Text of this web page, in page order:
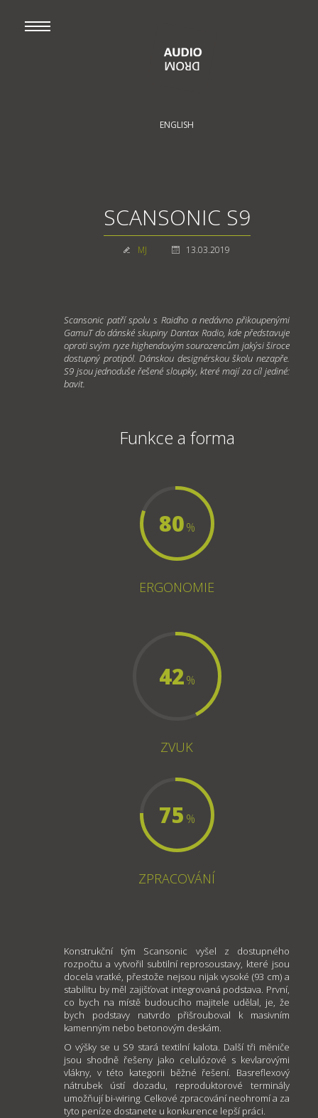
ENGLISH
SCANSONIC S9
MJ 13.03.2019
Scansonic patří spolu s Raidho a nedávno přikoupenými
GamuT do dánské skupiny Dantax Radio, kde představuje
oproti svým ryze highendovým sourozencům jakýsi široce
dostupný protipól. Dánskou designérskou školu nezapře.
S9 jsou jednoduše řešené sloupky, které mají za cíl jediné:
bavit.
Funkce a forma
80%
ERGONOMIE
42%
ZVUK
75 %
ZPRACOVÁNÍ
Konstrukční tým Scansonic vyšel z dostupného
rozpočtu a vytvořil subtilní reprosoustavy, které jsou
docela vratké, přestože nejsou nijak vysoké (93 cm) a
stabilitu by měl zajišťovat integrovaná podstava. První,
co bych na místě budoucího majitele udělal, je, že
bych podstavy natvrdo přišrouboval k masivním
kamenným nebo betonovým deskám.
O výšky se u S9 stará textilní kalota. Další tři měniče
jsou shodně řešeny jako celulózové s kevlarovými
vlákny, v této kategorii běžné řešení. Basreflexový
nátrubek ústí dozadu, reproduktorové terminály
umožňují bi-wiring. Celkové zpracování neohromí a za
tyto peníze dostanete u konkurence lepší práci.